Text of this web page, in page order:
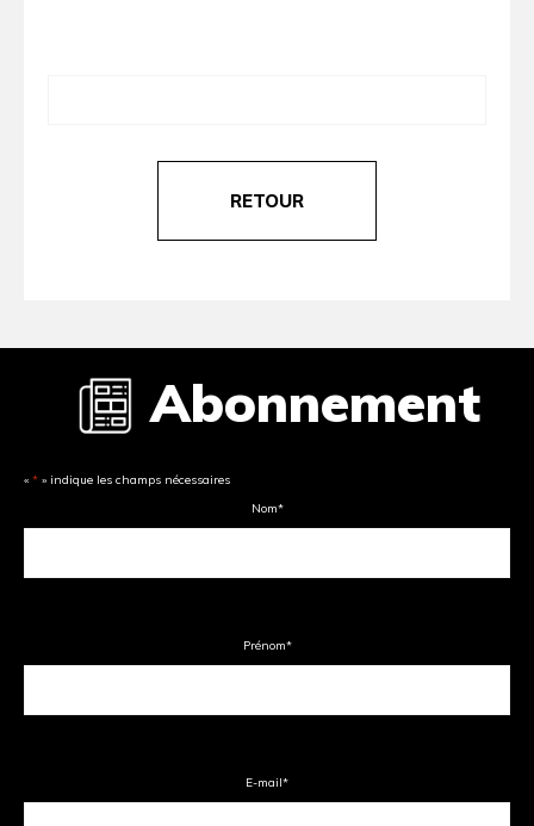
RETOUR
Abonnement
« * » indique les champs nécessaires
Nom*
Prénom*
E-mail*